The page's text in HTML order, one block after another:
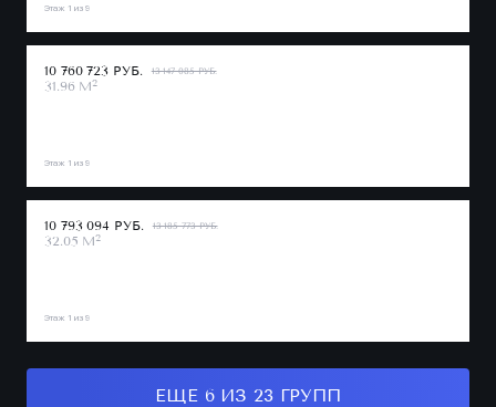
Этаж 1 из 9
10 760 723 РУБ. 13 147 085 РУБ.
31.96 М2
Этаж 1 из 9
10 793 094 РУБ. 13 185 773 РУБ.
32.05 М2
Этаж 1 из 9
ЕЩЕ 6 ИЗ 23 ГРУПП